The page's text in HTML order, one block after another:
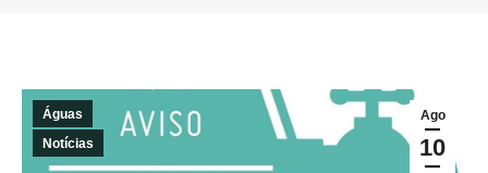
Ago
10
Águas
Notícias